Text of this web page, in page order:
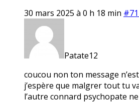
30 mars 2025 à 0 h 18 min
Patate12
coucou non ton message
j’espère que malgrer tout tu
l’autre connard psychopate